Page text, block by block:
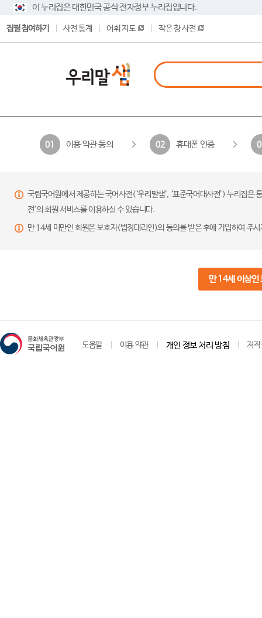
이 누리집은 대한민국 공식 전자정부 누리집입니다.
집필 참여하기 사전 통계 어휘 지도 작은 창 사전
01 이용 약관 동의 02 휴대폰 인증
국립국어원에서 제공하는 국어사전(‘우리말샘’, ‘표준국어대사전’) 누리집
전’의 회원 서비스를 이용하실 수 있습니다.
만 14세 미만인 회원은 보호자(법정대리인)의 동의를 받은 후에 가입하여 주
만 14세 이상인
도움말 이용 약관 개인 정보 처리 방침 저